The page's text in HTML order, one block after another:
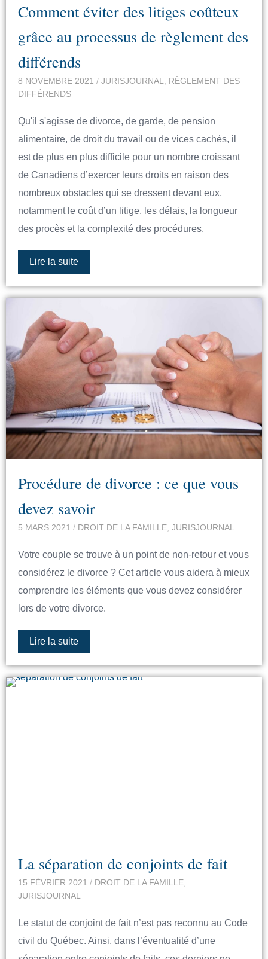
Comment éviter des litiges coûteux
grâce au processus de règlement des
différends
8 NOVEMBRE 2021 / JURISJOURNAL
RÈGLEMENT DES
DIFFÉRENDS
Qu'il s'agisse de divorce, de garde, de pension
alimentaire, de droit du travail ou de vices cachés, il
est de plus en plus difficile pour un nombre croissant
de Canadiens d’exercer leurs droits en raison des
nombreux obstacles qui se dressent devant eux,
notamment le coût d’un litige, les délais, la longueur
des procès et la complexité des procédures.
Lire la suite
Procédure de divorce : ce que vous
devez savoir
5 MARS 2021 / DROIT DE LA FAMILLE, JURISJOURNAL
Votre couple se trouve à un point de non-retour et vous
considérez le divorce ? Cet article vous aidera à mieux
comprendre les éléments que vous devez considérer
lors de votre divorce.
Lire la suite
La séparation de conjoints de fait
15 FÉVRIER 2021 / DROIT DE LA FAMILLE
JURISJOURNAL
Le statut de conjoint de fait n’est pas reconnu au Code
civil du Québec. Ainsi, dans l’éventualité d’une